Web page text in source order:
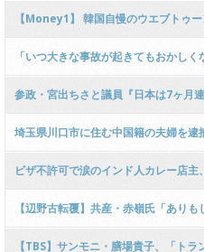
ャされて…声をかけたら、仏頂面で
ｗｗｗｗｗｗｗｗｗ
【Money1】 韓国自慢のウエブトゥ
これ本当にスタートレック？ ［l
「いつ大きな事故が起きてもおかし
出で住民がついに刑事告発
参政・宮出ちさと議員『日本は7ヶ月
る！』 → ﾈｯﾄ「日本人失業者を雇っ
かしくない？」ｗｗｗｗｗｗ
埼玉県川口市に住む中国籍の夫婦を
に関わりがあるとみて捜査中
ビザ不許可で涙のインド人カレー店
てしまい世論大逆転 → ｗｗｗｗｗｗ
【辺野古転覆】共産・赤嶺氏「あり
えば？」 → 共産・小池晃氏「ちょっ
【TBS】サンモニ・膳場貴子、「ト